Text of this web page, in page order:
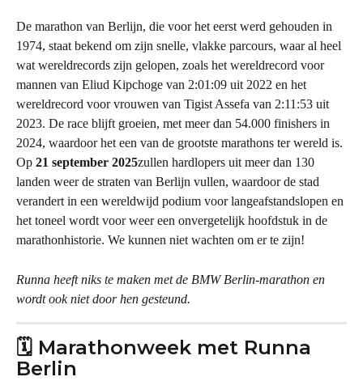
De marathon van Berlijn, die voor het eerst werd gehouden in
1974, staat bekend om zijn snelle, vlakke parcours, waar al heel
wat wereldrecords zijn gelopen, zoals het wereldrecord voor
mannen van Eliud Kipchoge van 2:01:09 uit 2022 en het
wereldrecord voor vrouwen van Tigist Assefa van 2:11:53 uit
2023. De race blijft groeien, met meer dan 54.000 finishers in
2024, waardoor het een van de grootste marathons ter wereld is.
Op 21 september 2025zullen hardlopers uit meer dan 130
landen weer de straten van Berlijn vullen, waardoor de stad
verandert in een wereldwijd podium voor langeafstandslopen en
het toneel wordt voor weer een onvergetelijk hoofdstuk in de
marathonhistorie. We kunnen niet wachten om er te zijn!
Runna heeft niks te maken met de BMW Berlin-marathon en
wordt ook niet door hen gesteund.
🗓️ Marathonweek met Runna
Berlin